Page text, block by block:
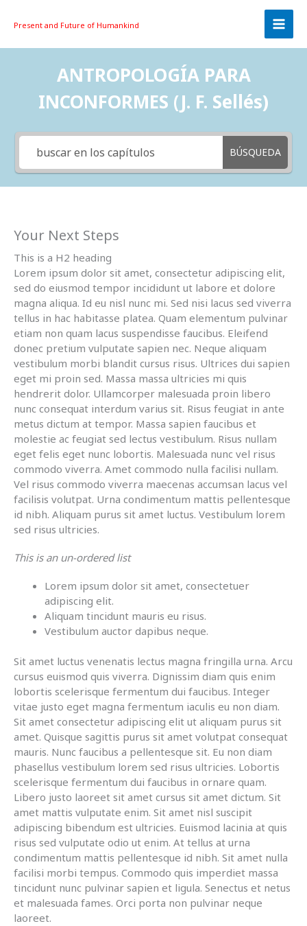
Present and Future of Humankind
ANTROPOLOGÍA PARA
INCONFORMES (J. F. Sellés)
BÚSQUEDA
Your Next Steps
This is a H2 heading
Lorem ipsum dolor sit amet, consectetur adipiscing elit,
sed do eiusmod tempor incididunt ut labore et dolore
magna aliqua. Id eu nisl nunc mi. Sed nisi lacus sed viverra
tellus in hac habitasse platea. Quam elementum pulvinar
etiam non quam lacus suspendisse faucibus. Eleifend
donec pretium vulputate sapien nec. Neque aliquam
vestibulum morbi blandit cursus risus. Ultrices dui sapien
eget mi proin sed. Massa massa ultricies mi quis
hendrerit dolor. Ullamcorper malesuada proin libero
nunc consequat interdum varius sit. Risus feugiat in ante
metus dictum at tempor. Massa sapien faucibus et
molestie ac feugiat sed lectus vestibulum. Risus nullam
eget felis eget nunc lobortis. Malesuada nunc vel risus
commodo viverra. Amet commodo nulla facilisi nullam.
Vel risus commodo viverra maecenas accumsan lacus vel
facilisis volutpat. Urna condimentum mattis pellentesque
id nibh. Aliquam purus sit amet luctus. Vestibulum lorem
sed risus ultricies.
This is an un-ordered list
Lorem ipsum dolor sit amet, consectetuer
adipiscing elit.
Aliquam tincidunt mauris eu risus.
Vestibulum auctor dapibus neque.
Sit amet luctus venenatis lectus magna fringilla urna. Arcu
cursus euismod quis viverra. Dignissim diam quis enim
lobortis scelerisque fermentum dui faucibus. Integer
vitae justo eget magna fermentum iaculis eu non diam.
Sit amet consectetur adipiscing elit ut aliquam purus sit
amet. Quisque sagittis purus sit amet volutpat consequat
mauris. Nunc faucibus a pellentesque sit. Eu non diam
phasellus vestibulum lorem sed risus ultricies. Lobortis
scelerisque fermentum dui faucibus in ornare quam.
Libero justo laoreet sit amet cursus sit amet dictum. Sit
amet mattis vulputate enim. Sit amet nisl suscipit
adipiscing bibendum est ultricies. Euismod lacinia at quis
risus sed vulputate odio ut enim. At tellus at urna
condimentum mattis pellentesque id nibh. Sit amet nulla
facilisi morbi tempus. Commodo quis imperdiet massa
tincidunt nunc pulvinar sapien et ligula. Senectus et netus
et malesuada fames. Orci porta non pulvinar neque
laoreet.